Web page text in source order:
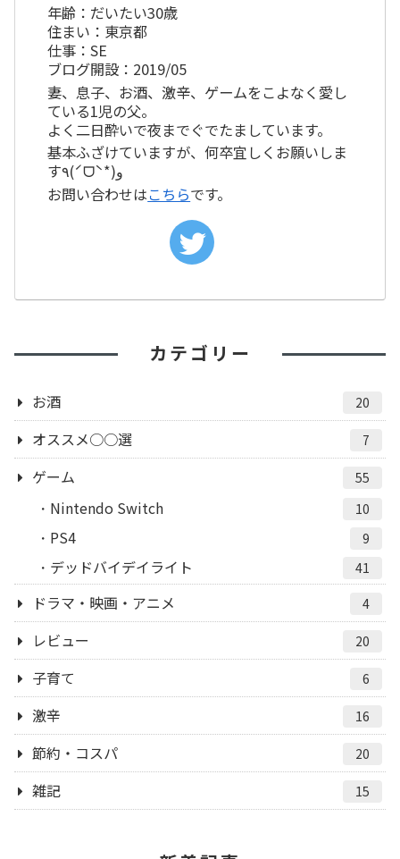
年齢：だいたい30歳
住まい：東京都
仕事：SE
ブログ開設：2019/05
妻、息子、お酒、激辛、ゲームをこよなく愛し
ている1児の父。
よく二日酔いで夜までぐでたましています。
基本ふざけていますが、何卒宜しくお願いしま
す٩(ˊᗜˋ*)و
お問い合わせはこちらです。
カテゴリー
お酒 20
オススメ○○選 7
ゲーム 55
Nintendo Switch 10
PS4 9
デッドバイデイライト 41
ドラマ・映画・アニメ 4
レビュー 20
子育て 6
激辛 16
節約・コスパ 20
雑記 15